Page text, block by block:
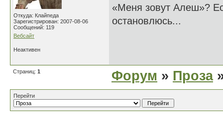
Откуда: Клайпеда
Зарегистрирован: 2007-08-06
Сообщений: 119
Вебсайт
«Меня зовут Алеш»?
остановлюсь...
Неактивен
Страниц: 1 Форум » Проза
Перейти